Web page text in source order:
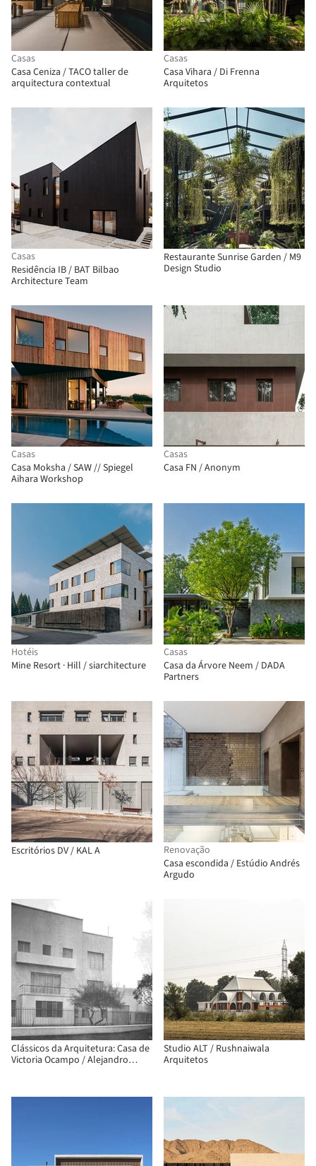
Casas
Casa Ceniza / TACO taller de
arquitectura contextual
Casas
Casa Vihara / Di Frenna
Arquitetos
Casas
Residência IB / BAT Bilbao
Architecture Team
Restaurante Sunrise Garden / M9
Design Studio
Casas
Casa Moksha / SAW // Spiegel
Aihara Workshop
Casas
Casa FN / Anonym
Hotéis
Mine Resort · Hill / siarchitecture
Casas
Casa da Árvore Neem / DADA
Partners
Escritórios DV / KAL A
Renovação
Casa escondida / Estúdio Andrés
Argudo
Clássicos da Arquitetura: Casa de
Victoria Ocampo / Alejandro
Studio ALT / Rushnaiwala
Arquitetos